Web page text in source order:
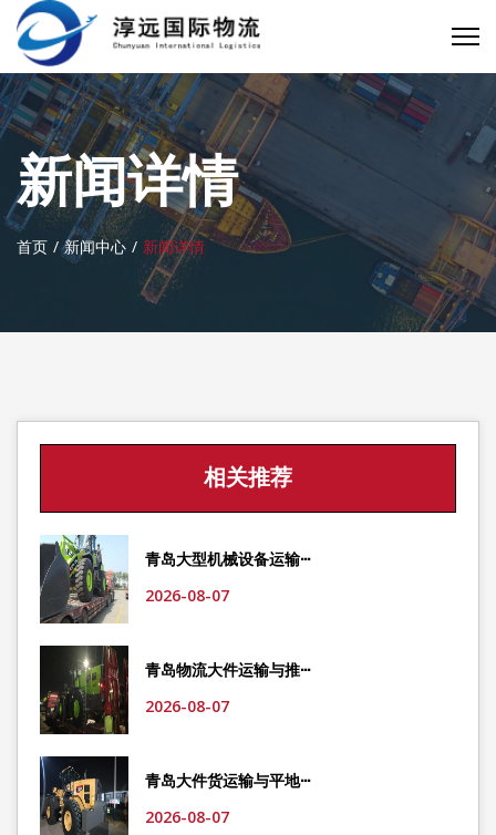
新闻详情
首页 新闻中心 新闻详情
相关推荐
青岛大型机械设备运输···
2026-08-07
青岛物流大件运输与推···
2026-08-07
青岛大件货运输与平地···
2026-08-07